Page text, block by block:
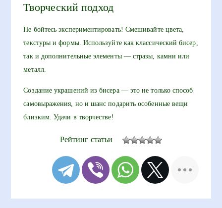
Творческий подход
Не бойтесь экспериментировать! Смешивайте цвета,
текстуры и формы. Используйте как классический бисер,
так и дополнительные элементы — стразы, камни или
металл.
Создание украшений из бисера — это не только способ
самовыражения, но и шанс подарить особенные вещи
близким. Удачи в творчестве!
Рейтинг статьи